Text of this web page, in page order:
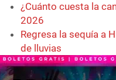
¿Cuánto cuesta la
2026
Regresa la sequía a
de lluvias